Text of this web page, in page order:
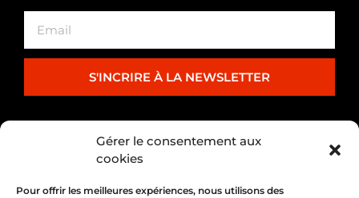
Gérer le consentement aux
cookies
Pour offrir les meilleures expériences, nous utilisons des
S'INCRIRE À LA NEWSLETTER
PARTENARIAT